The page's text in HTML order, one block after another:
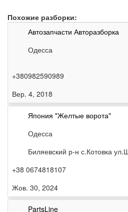
Похожие разборки:
Автозапчасти Авторазборка
Одесса
+380982590989
Вер. 4, 2018
Япония "Желтые ворота"
Одесса
Биляевский р-н с.Котовка
+38 0674818107
Жов. 30, 2024
PartsLine